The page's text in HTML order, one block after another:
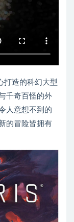
打造的科幻大型
千奇百怪的外
人意想不到的
的冒险皆拥有